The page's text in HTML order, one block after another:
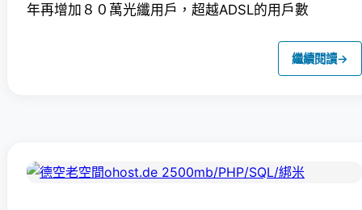
年再增加８０萬光纖用戶，超越ADSL的用戶數
繼續閱讀→